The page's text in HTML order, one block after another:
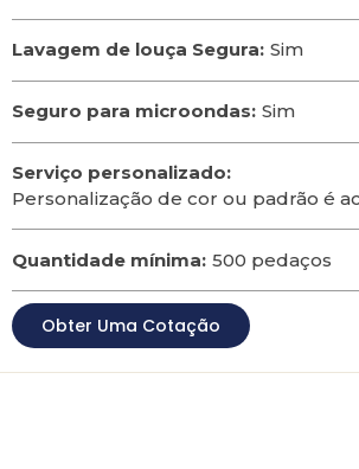
Lavagem de louça Segura: Sim
Seguro para microondas: Sim
Serviço personalizado:
Personalização de cor ou padrão é
Quantidade mínima: 500 pedaços
Obter Uma Cotação